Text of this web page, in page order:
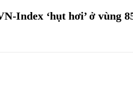
15/06/2022
Index ‘hụt hơi’ ở vùng